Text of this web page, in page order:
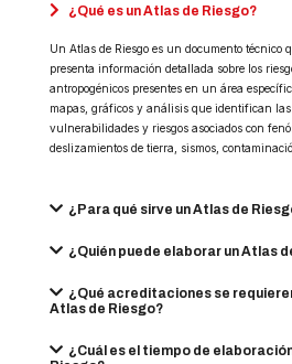
¿Qué es un Atlas de Riesgo?
Un Atlas de Riesgo es un documento técnico
presenta información detallada sobre los
antropogénicos presentes en un área
mapas, gráficos y análisis que identifican las
vulnerabilidades y riesgos asociados con
deslizamientos de tierra, sismos,
¿Para qué sirve un Atlas de
¿Quién puede elaborar un Atlas
¿Qué acreditaciones se
Atlas de Riesgo?
¿Cuál es el tiempo de